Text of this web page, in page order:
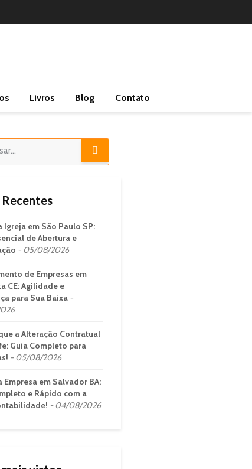
Livros Blog Contato
Igreja em São Paulo SP:
de Abertura e
05/08/2026
de Empresas em
CE: Agilidade e
para Sua Baixa
a Alteração Contratual
Guia Completo para
05/08/2026
Empresa em Salvador BA:
e Rápido com a
04/08/2026